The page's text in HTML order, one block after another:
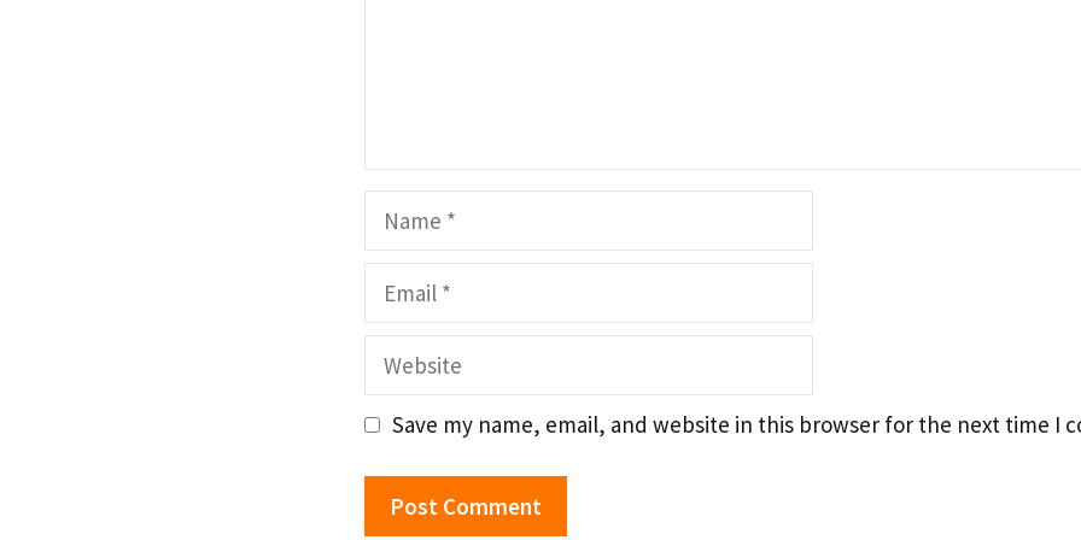
Name
Email
Website
Save my name, email, and website in this browser for the next time I